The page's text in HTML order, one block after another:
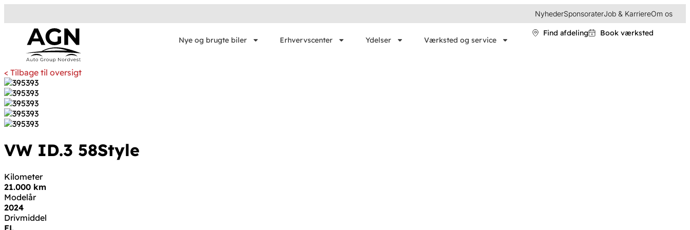
NyhederSponsoraterJob & KarriereOm os
Nye og brugte biler Erhvervscenter Ydelser Værksted og service
Find afdeling Book værksted
< Tilbage til oversigt
VW ID.3 58Style
Kilometer
21.000 km
Modelår
2024
Drivmiddel
EL